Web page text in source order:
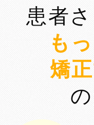
患者
も
矯